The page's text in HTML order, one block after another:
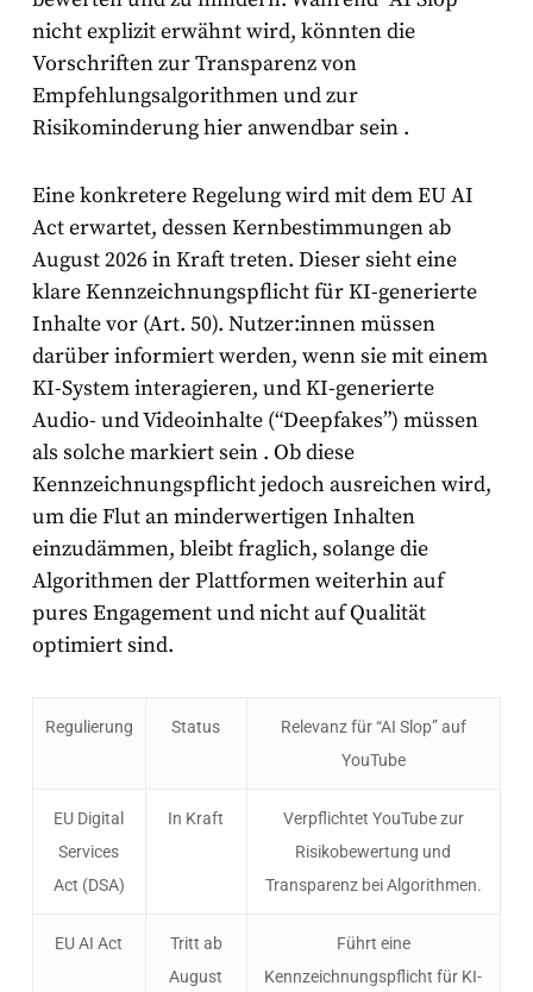
nicht explizit erwähnt wird, könnten die
Vorschriften zur Transparenz von
Empfehlungsalgorithmen und zur
Risikominderung hier anwendbar sein .
Eine konkretere Regelung wird mit demEU AI
Acterwartet, dessen Kernbestimmungen ab
August 2026 in Kraft treten. Dieser sieht eine
klare Kennzeichnungspflicht für KI-generierte
Inhalte vor (Art. 50). Nutzer:innen müssen
darüber informiert werden, wenn sie mit einem
KI-System interagieren, und KI-generierte
Audio- und Videoinhalte (“Deepfakes”) müssen
als solche markiert sein . Ob diese
Kennzeichnungspflicht jedoch ausreichen wird,
um die Flut an minderwertigen Inhalten
einzudämmen, bleibt fraglich, solange die
Algorithmen der Plattformen weiterhin auf
pures Engagement und nicht auf Qualität
optimiert sind.
Regulierung Status
Relevanz für “AI Slop” auf
YouTube
EU Digital
Services
Act (DSA)
In Kraft
Verpflichtet YouTube zur
Risikobewertung und
Transparenz bei Algorithmen.
EU AI Act
Tritt ab
August
Führt eine
Kennzeichnungspflicht für KI-